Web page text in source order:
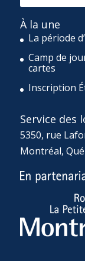
À la une
La période
Camp de
cartes
Inscription
Service des
5350, rue
Montréal,